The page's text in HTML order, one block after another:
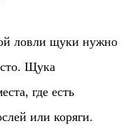
ловли щуки нужно
Щука
где есть
или коряги.